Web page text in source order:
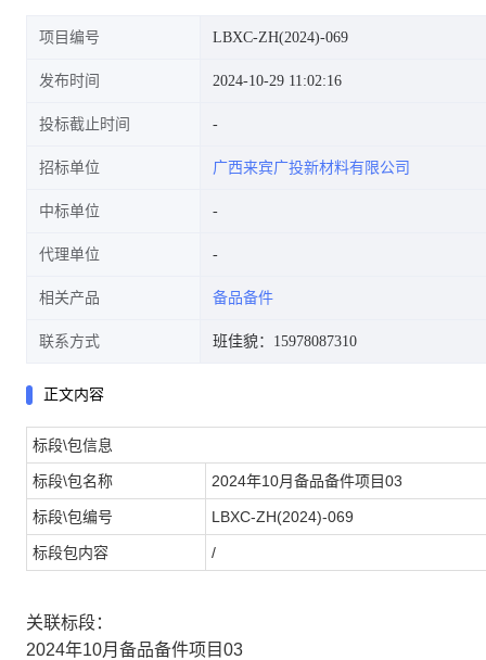
项目编号 LBXC-ZH(2024)-069
发布时间 2024-10-29 11:02:16
投标截止时间
招标单位 广西来宾广投新材料有限公司
中标单位
代理单位
相关产品 备品备件
联系方式 班佳貌：15978087310
正文内容
标段\包信息
标段\包名称 2024年10月备品备件项目03
标段\包编号 LBXC-ZH(2024)-069
标段包内容 /
关联标段：
2024年10月备品备件项目03